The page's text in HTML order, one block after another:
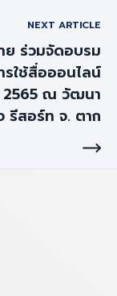
NEXT ARTICLE
ย ร่วมจัดอบรม
รใช้สื่อออนไลน์
2565 ณ วัฒนา
รีสอร์ท จ. ตาก